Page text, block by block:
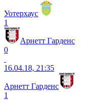
Уотерхаус
1
Арнетт Гарденс
0
16.04.18, 21:35
Арнетт Гарденс
1